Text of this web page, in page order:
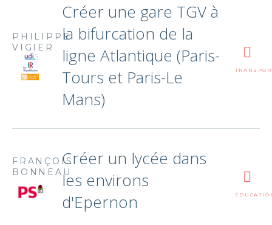
PHILIPPE
VIGIER
Créer une gare TGV à
la bifurcation de la
ligne Atlantique (Paris-
Tours et Paris-Le
Mans)
FRANÇOIS
BONNEAU
Créer un lycée dans
les environs
d'Epernon